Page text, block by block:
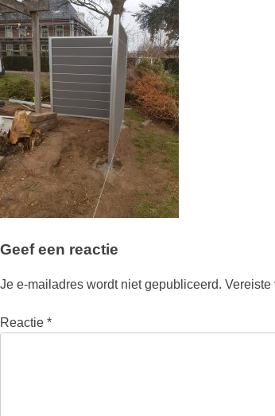
Geef een reactie
Je e-mailadres wordt niet gepubliceerd. Vereiste
Reactie *